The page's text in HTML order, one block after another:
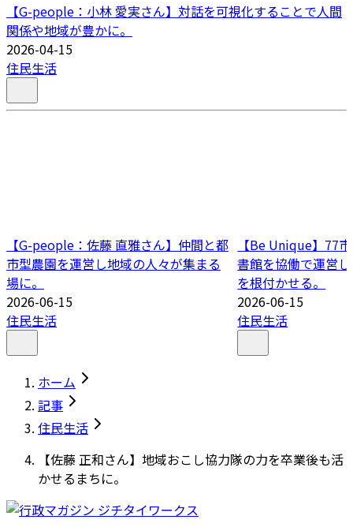
【G-people：小林 愛実さん】対話を可視化することで人間
関係や地域が豊かに。
2026-04-15
住民生活
【G-people：佐藤 直雅さん】仲間と都
市型農園を運営し地域の人々が集まる
場に。
2026-06-15
住民生活
【Be Unique】77
書館を協働で運営
を根付かせる。
2026-06-15
住民生活
ホーム
記事
住民生活
【佐藤 正和さん】地域おこし協力隊の力を卒業後も活
かせるまちに。